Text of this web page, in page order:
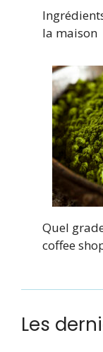
la maison
Quel
coffee
Les